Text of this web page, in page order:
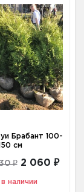
Брабант 100-
см
₽ 2 060 ₽
наличии